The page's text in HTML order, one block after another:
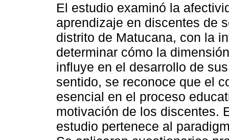
El estudio examinó la
aprendizaje en discentes de
distrito de Matucana, con la
determinar cómo la
influye en el desarrollo de
sentido, se reconoce que el
esencial en el proceso
motivación de los discentes.
estudio pertenece al